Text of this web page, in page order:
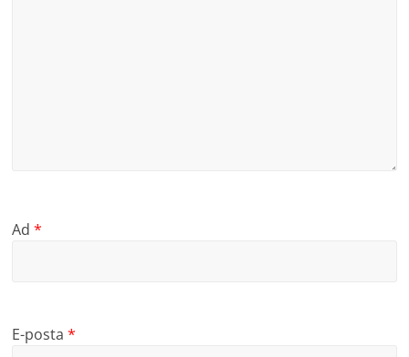
Ad*
E-posta*